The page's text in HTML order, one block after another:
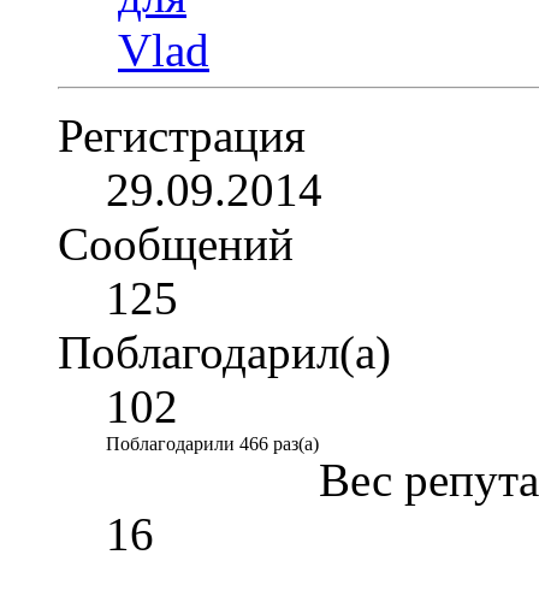
Регистрация
29.09.2014
Сообщений
125
Поблагодарил(а)
102
Поблагодарили 466 раз(а)
Вес
16